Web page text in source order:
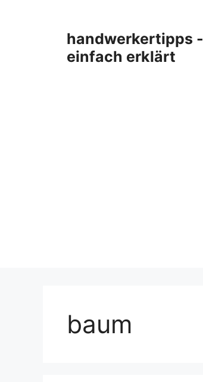
handwerkertipps -
einfach erklärt
baum